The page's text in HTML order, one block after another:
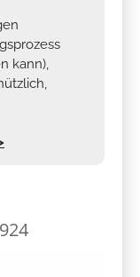
kann),